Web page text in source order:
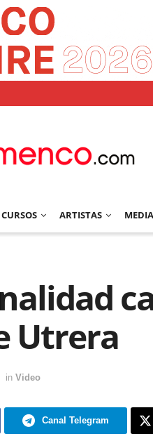
CURSOS ARTISTAS MEDIA
Utrera
in Video
Canal Telegram